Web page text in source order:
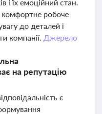
і їх емоційний стан.
робоче
до деталей і
компанії. Джерело
на репутацію
є